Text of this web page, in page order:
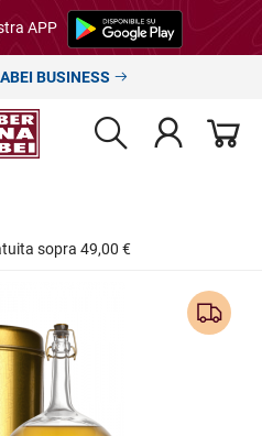
APP
BUSINESS
sopra 49,00 €